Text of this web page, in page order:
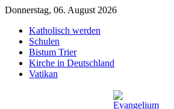
Donnerstag, 06. August 2026
Katholisch werden
Schulen
Bistum Trier
Kirche in Deutschland
Vatikan